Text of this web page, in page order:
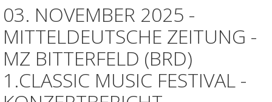
03. NOVEMBER 2025 -
MITTELDEUTSCHE ZEITUNG -
MZ BITTERFELD (BRD)
1.CLASSIC MUSIC FESTIVAL -